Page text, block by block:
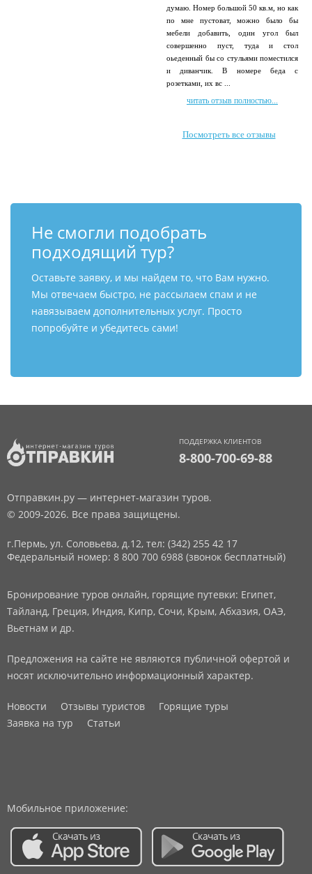
думаю. Номер большой 50 кв.м, но как
по мне пустоват, можно было бы
мебели добавить, один угол был
совершенно пуст, туда и стол
оьеденный бы со стульями поместился
и диванчик. В номере беда с
розетками, их вс ...
читать отзыв полностью...
Посмотреть все отзывы
Не смогли подобрать
подходящий тур?
Оставьте заявку, и мы найдем то, что Вам нужно.
Мы отвечаем быстро, не рассылаем спам и не
навязываем дополнительных услуг. Просто
попробуйте и убедитесь сами!
ПОДДЕРЖКА КЛИЕНТОВ
8-800-700-69-88
Отправкин.ру — интернет-магазин туров.
© 2009-2026. Все права защищены.
г.Пермь, ул. Соловьева, д.12, тел: (342) 255 42 17
Федеральный номер: 8 800 700 6988 (звонок бесплатный)
Бронирование туров онлайн, горящие путевки: Египет,
Тайланд, Греция, Индия, Кипр, Сочи, Крым, Абхазия, ОАЭ,
Вьетнам и др.
Предложения на сайте не являются публичной офертой и
носят исключительно информационный характер.
Новости Отзывы туристов
Горящие туры
Заявка на тур
Статьи
Мобильное приложение: